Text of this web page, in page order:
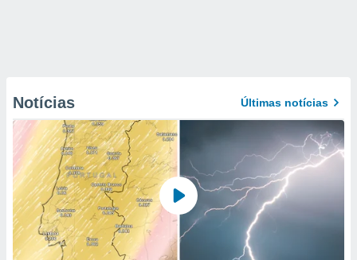
Notícias Últimas notícias